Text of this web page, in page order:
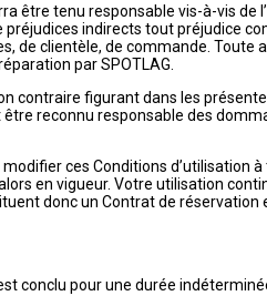
être tenu responsable vis-à-vis
indirects tout préjudice
de clientèle, de commande. Toute
par SPOTLAG.
contraire figurant dans les
être reconnu responsable des
modifier ces Conditions
en vigueur. Votre utilisation
donc un Contrat de réservation
conclu pour une durée